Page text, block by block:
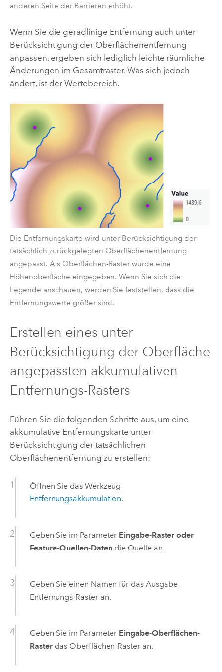
anderen Seite der Barrieren erhöht.
Wenn Sie die geradlinige Entfernung auch unter
Berücksichtigung der Oberflächenentfernung
anpassen, ergeben sich lediglich leichte räumliche
Änderungen im Gesamtraster. Was sich jedoch
ändert, ist der Wertebereich.
Die Entfernungskarte wird unter Berücksichtigung der
tatsächlich zurückgelegten Oberflächenentfernung
angepasst. Als Oberflächen-Raster wurde eine
Höhenoberfläche eingegeben. Wenn Sie sich die
Legende anschauen, werden Sie feststellen, dass die
Entfernungswerte größer sind.
Erstellen eines unter
Berücksichtigung der Oberfläche
angepassten akkumulativen
Entfernungs-Rasters
Führen Sie die folgenden Schritte aus, um eine
akkumulative Entfernungskarte unter
Berücksichtigung der tatsächlichen
Oberflächenentfernung zu erstellen:
Öffnen Sie das Werkzeug
Entfernungsakkumulation.
Geben Sie im Parameter Eingabe-Raster oder
Feature-Quellen-Datendie Quelle an.
Geben Sie einen Namen für das Ausgabe-
Entfernungs-Raster an.
Geben Sie im Parameter Eingabe-Oberflächen-
Rasterdas Oberflächen-Raster an.